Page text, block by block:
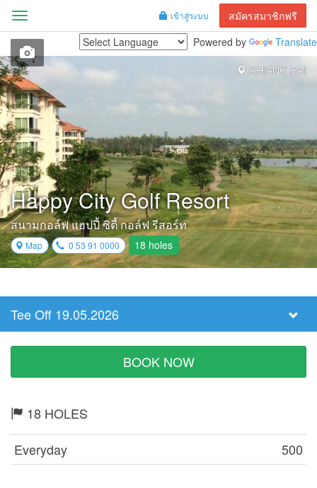
เข้าสู่ระบบ สมัครสมาชิกฟรี
Menu
Powered by
Translate
CHIANG RAI
Happy City Golf Resort
สนามกอล์ฟ แฮปปี้ ซิตี้ กอล์ฟ รีสอร์ท
Map 0 53 91 0000 18 holes
Select
Tee
Time
Tee Off 19.05.2026
BOOK NOW
18 HOLES
Everyday
500